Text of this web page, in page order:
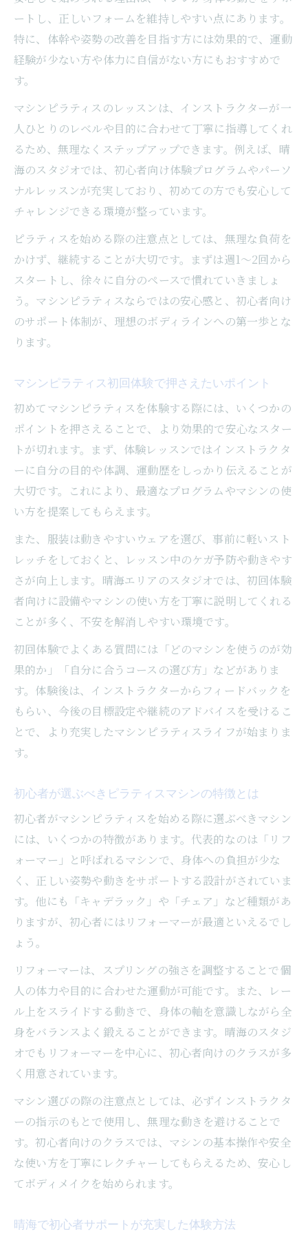
ートし、正しいフォームを維持しやすい点にあります。
特に、体幹や姿勢の改善を目指す方には効果的で、運動
経験が少ない方や体力に自信がない方にもおすすめで
す。
マシンピラティスのレッスンは、インストラクターが一
人ひとりのレベルや目的に合わせて丁寧に指導してくれ
るため、無理なくステップアップできます。例えば、晴
海のスタジオでは、初心者向け体験プログラムやパーソ
ナルレッスンが充実しており、初めての方でも安心して
チャレンジできる環境が整っています。
ピラティスを始める際の注意点としては、無理な負荷を
かけず、継続することが大切です。まずは週1～2回から
スタートし、徐々に自分のペースで慣れていきましょ
う。マシンピラティスならではの安心感と、初心者向け
のサポート体制が、理想のボディラインへの第一歩とな
ります。
マシンピラティス初回体験で押さえたいポイント
初めてマシンピラティスを体験する際には、いくつかの
ポイントを押さえることで、より効果的で安心なスター
トが切れます。まず、体験レッスンではインストラクタ
ーに自分の目的や体調、運動歴をしっかり伝えることが
大切です。これにより、最適なプログラムやマシンの使
い方を提案してもらえます。
また、服装は動きやすいウェアを選び、事前に軽いスト
レッチをしておくと、レッスン中のケガ予防や動きやす
さが向上します。晴海エリアのスタジオでは、初回体験
者向けに設備やマシンの使い方を丁寧に説明してくれる
ことが多く、不安を解消しやすい環境です。
初回体験でよくある質問には「どのマシンを使うのが効
果的か」「自分に合うコースの選び方」などがありま
す。体験後は、インストラクターからフィードバックを
もらい、今後の目標設定や継続のアドバイスを受けるこ
とで、より充実したマシンピラティスライフが始まりま
す。
初心者が選ぶべきピラティスマシンの特徴とは
初心者がマシンピラティスを始める際に選ぶべきマシン
には、いくつかの特徴があります。代表的なのは「リフ
ォーマー」と呼ばれるマシンで、身体への負担が少な
く、正しい姿勢や動きをサポートする設計がされていま
す。他にも「キャデラック」や「チェア」など種類があ
りますが、初心者にはリフォーマーが最適といえるでし
ょう。
リフォーマーは、スプリングの強さを調整することで個
人の体力や目的に合わせた運動が可能です。また、レー
ル上をスライドする動きで、身体の軸を意識しながら全
身をバランスよく鍛えることができます。晴海のスタジ
オでもリフォーマーを中心に、初心者向けのクラスが多
く用意されています。
マシン選びの際の注意点としては、必ずインストラクタ
ーの指示のもとで使用し、無理な動きを避けることで
す。初心者向けのクラスでは、マシンの基本操作や安全
な使い方を丁寧にレクチャーしてもらえるため、安心し
てボディメイクを始められます。
晴海で初心者サポートが充実した体験方法